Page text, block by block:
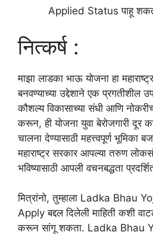
Applied Status पाहू
नित्कर्ष :
माझा लाडका भाऊ योजना हा
बनवण्याच्या उद्देशाने एक प्रगतीशील
कौशल्य विकासाच्या संधी आणि
करून, ही योजना युवा बेरोजगारी दूर
चालना देण्यासाठी महत्त्वपूर्ण भूमिका
महाराष्ट्र सरकार आपल्या तरुण
भविष्यासाठी आपली वचनबद्धता
मित्रांनो, तुम्हाला Ladka Bhau
Apply बद्दल दिलेली माहिती कशी
करून सांगू शकता. Ladka Bhau